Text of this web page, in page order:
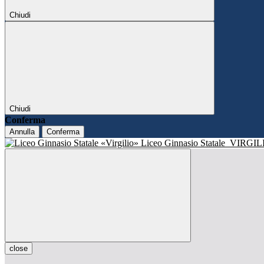
Chiudi
Chiudi
Conferma
Annulla Conferma
Liceo Ginnasio Statale
close